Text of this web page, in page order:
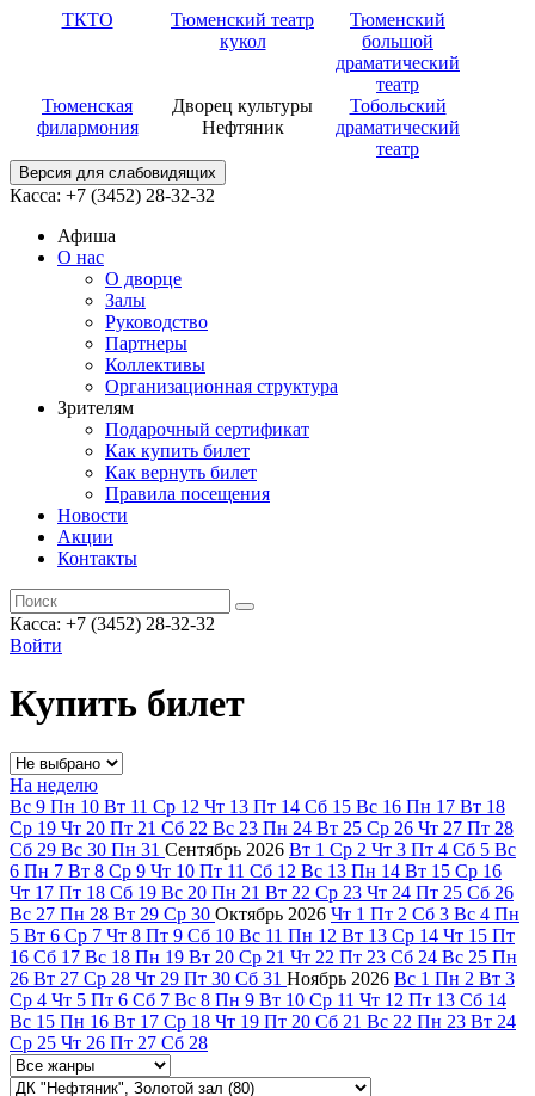
ТКТО
Тюменский театр
кукол
Тюменский
большой
драматический
театр
Тюменская
филармония
Дворец культуры
Нефтяник
Тобольский
драматический
театр
Версия для слабовидящих
Касса: +7 (3452) 28-32-32
Афиша
О нас
О дворце
Залы
Руководство
Партнеры
Коллективы
Организационная структура
Зрителям
Подарочный сертификат
Как купить билет
Как вернуть билет
Правила посещения
Новости
Акции
Контакты
Касса: +7 (3452) 28-32-32
Войти
Купить билет
На неделю
Вс 9 Пн 10 Вт 11 Ср 12 Чт 13 Пт 14 Сб 15 Вс 16 Пн 17 Вт 18
Ср 19 Чт 20 Пт 21 Сб 22 Вс 23 Пн 24 Вт 25 Ср 26 Чт 27 Пт 28
Сб 29 Вс 30 Пн 31 Сентябрь 2026 Вт 1 Ср 2 Чт 3 Пт 4 Сб 5 Вс
6 Пн 7 Вт 8 Ср 9 Чт 10 Пт 11 Сб 12 Вс 13 Пн 14 Вт 15 Ср 16
Чт 17 Пт 18 Сб 19 Вс 20 Пн 21 Вт 22 Ср 23 Чт 24 Пт 25 Сб 26
Вс 27 Пн 28 Вт 29 Ср 30 Октябрь 2026 Чт 1 Пт 2 Сб 3 Вс 4 Пн
5 Вт 6 Ср 7 Чт 8 Пт 9 Сб 10 Вс 11 Пн 12 Вт 13 Ср 14 Чт 15 Пт
16 Сб 17 Вс 18 Пн 19 Вт 20 Ср 21 Чт 22 Пт 23 Сб 24 Вс 25 Пн
26 Вт 27 Ср 28 Чт 29 Пт 30 Сб 31 Ноябрь 2026 Вс 1 Пн 2 Вт 3
Ср 4 Чт 5 Пт 6 Сб 7 Вс 8 Пн 9 Вт 10 Ср 11 Чт 12 Пт 13 Сб 14
Вс 15 Пн 16 Вт 17 Ср 18 Чт 19 Пт 20 Сб 21 Вс 22 Пн 23 Вт 24
Ср 25 Чт 26 Пт 27 Сб 28